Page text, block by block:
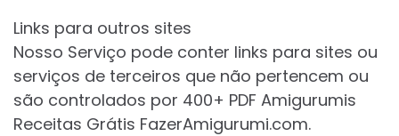
Links para outros sites
Nosso Serviço pode conter links para sites ou
serviços de terceiros que não pertencem ou
são controlados por 400+ PDF Amigurumis
Receitas Grátis FazerAmigurumi.com.